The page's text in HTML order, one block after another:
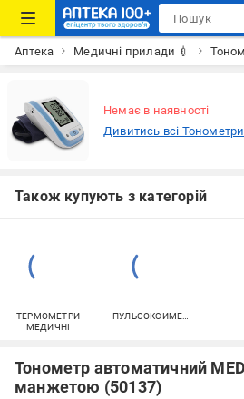
Аптека Медичні прилади 💉
Немає в наявності
Дивитись всі Тонометри
Також купують з категорій
ТЕРМОМЕТРИ
МЕДИЧНІ
Тонометр автоматичний
манжетою (50137)